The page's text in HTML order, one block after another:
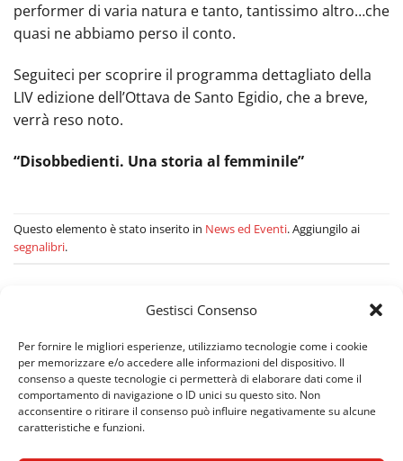
Gestisci Consenso
Per fornire le migliori esperienze, utilizziamo tecnologie come i cookie
per memorizzare e/o accedere alle informazioni del dispositivo. Il
consenso a queste tecnologie ci permetterà di elaborare dati come il
comportamento di navigazione o ID unici su questo sito. Non
acconsentire o ritirare il consenso può influire negativamente su alcune
caratteristiche e funzioni.
performer di varia natura e tanto, tantissimo altro…che
quasi ne abbiamo perso il conto.
Seguiteci per scoprire il programma dettagliato della
LIV edizione dell’Ottava de Santo Egidio, che a breve,
verrà reso noto.
“Disobbedienti. Una storia al femminile”
Questo elemento è stato inserito in News ed Eventi. Aggiungilo ai
segnalibri.
La Prof. Anna Maria Candeloro presenta il libro della
Prof. NADIA PROIETTI